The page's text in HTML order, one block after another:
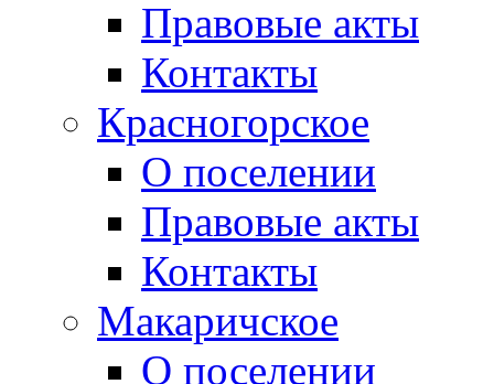
Правовые акты
Контакты
Красногорское
О поселении
Правовые акты
Контакты
Макаричское
О поселении